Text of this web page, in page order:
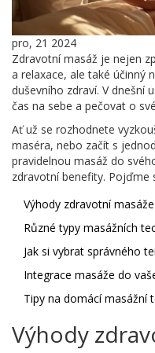
pro, 21 2024
Zdravotní masáž je nejen
a relaxace, ale také účinný
duševního zdraví. V dnešní
čas na sebe a pečovat o
Ať už se rozhodnete
maséra, nebo začít s
pravidelnou masáž do
zdravotní benefity. Pojďme
Výhody zdravotní masáže
Různé typy masážních
Jak si vybrat správného
Integrace masáže do
Tipy na domácí masážní
Výhody